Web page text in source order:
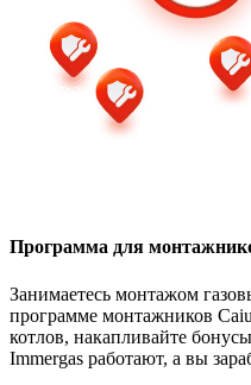
Программа для
Занимаетесь монтажом
программе монтажников
котлов, накапливайте
Immergas работают, а вы